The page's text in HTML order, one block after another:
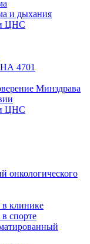
и дыхания
ЦНС
4701
Минздрава
ЦНС
онкологического
клинике
спорте